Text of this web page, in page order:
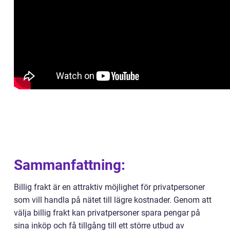
Sammanfattning:
Billig frakt är en attraktiv möjlighet för privatpersoner
som vill handla på nätet till lägre kostnader. Genom att
välja billig frakt kan privatpersoner spara pengar på
sina inköp och få tillgång till ett större utbud av